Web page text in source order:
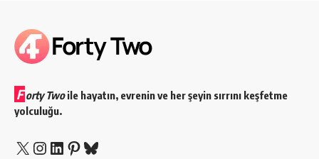
F orty Twoile hayatın, evrenin ve her şeyin sırrını keşfetme
yolculuğu.
X Instagram
LinkedIn
Pinterest
Bluesky